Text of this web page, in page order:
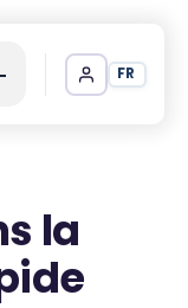
FR
la